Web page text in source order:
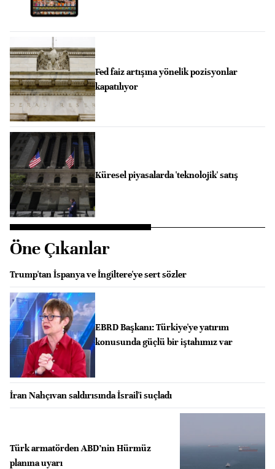
Fed faiz artışına yönelik pozisyonlar
kapatılıyor
Küresel piyasalarda 'teknolojik' satış
Öne Çıkanlar
Trump'tan İspanya ve İngiltere'ye sert sözler
EBRD Başkanı: Türkiye'ye yatırım
konusunda güçlü bir iştahımız var
İran Nahçıvan saldırısında İsrail'i suçladı
Türk armatörden ABD’nin Hürmüz
planına uyarı